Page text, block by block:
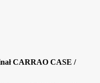
CARRAO CASE /